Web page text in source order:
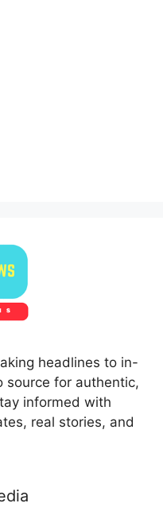
headlines to in-
source for authentic,
informed with
real stories, and